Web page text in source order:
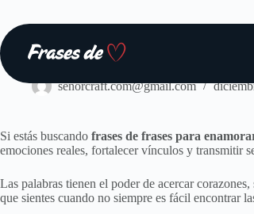
contenido
Frases
senorcraft.com@gmail.com
Si estás buscando frases de frases para
emociones reales, fortalecer vínculos y transmitir
Las palabras tienen el poder de acercar
que sientes cuando no siempre es fácil encontrar